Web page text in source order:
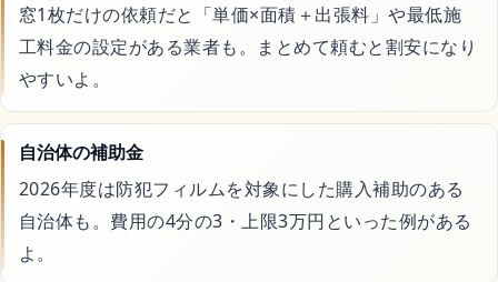
コスメ・美容
シャンプー
窓1枚だけの依頼だと「単価×面積＋出張料」や最低施
工料金の設定がある業者も。まとめて頼むと割安になり
やすいよ。
自治体の補助金
2026年度は防犯フィルムを対象にした購入補助のある
自治体も。費用の4分の3・上限3万円といった例がある
よ。